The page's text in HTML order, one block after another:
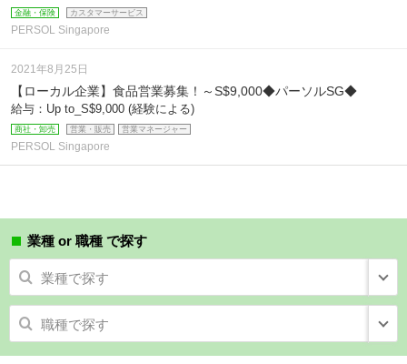
金融・保険 カスタマーサービス
PERSOL Singapore
【ローカル企業】食品営業募集！～S$9,000◆パーソルSG◆
給与：Up to_S$9,000 (経験による)
商社・卸売 営業・販売 営業マネージャー
2021年8月25日
PERSOL Singapore
業種 or 職種 で探す
業種で探す
職種で探す